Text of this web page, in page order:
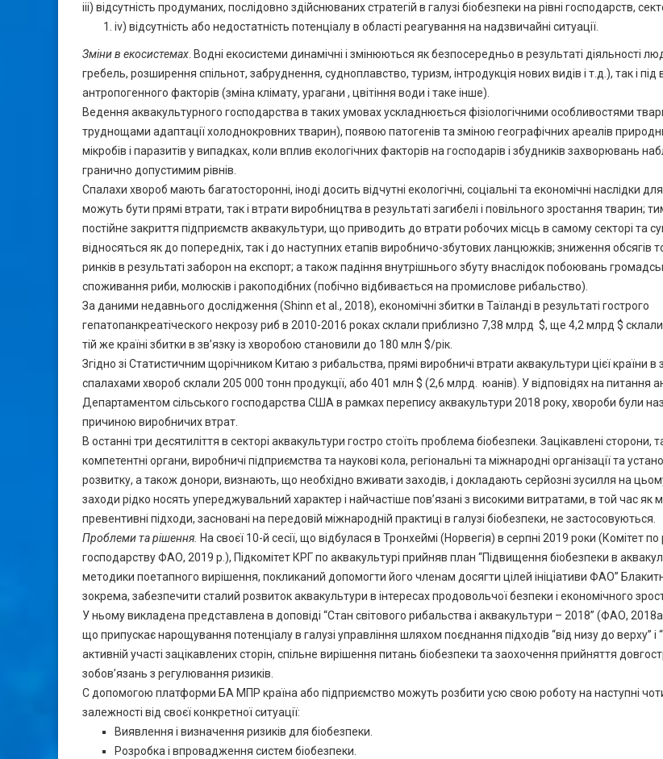
iii) відсутність продуманих, послідовно здійснюваних стратегій в галузі біобезпеки на рівні господарств,
iv) відсутність або недостатність потенціалу в області реагування на надзвичайні ситуації.
Зміни в екосистемах. Водні екосистеми динамічні і змінюються як безпосередньо в результаті діяльності
гребель, розширення спільнот, забруднення, судноплавство, туризм, інтродукція нових видів і т.д.), так і
антропогенного факторів (зміна клімату, урагани , цвітіння води і таке інше).
Ведення аквакультурного господарства в таких умовах ускладнюється фізіологічними особливостями
труднощами адаптації холоднокровних тварин), появою патогенів та зміною географічних ареалів
мікробів і паразитів у випадках, коли вплив екологічних факторів на господарів і збудників захворювань
гранично допустимим рівнів.
Спалахи хвороб мають багатосторонні, іноді досить відчутні екологічні, соціальні та економічні наслідки
можуть бути прямі втрати, так і втрати виробництва в результаті загибелі і повільного зростання тварин;
постійне закриття підприємств аквакультури, що приводить до втрати робочих місць в самому секторі та
відносяться як до попередніх, так і до наступних етапів виробничо-збутових ланцюжків; зниження обсягів
ринків в результаті заборон на експорт; а також падіння внутрішнього збуту внаслідок побоювань
споживання риби, молюсків і ракоподібних (побічно відбивається на промислове рибальство).
За даними недавнього дослідження (Shinn et al., 2018), економічні збитки в Таїланді в результаті гострого
гепатопанкреатіческого некрозу риб в 2010-2016 роках склали приблизно 7,38 млрд $, ще 4,2 млрд $
тій же країні збитки в зв’язку із хворобою становили до 180 млн $/рік.
Згідно зі Статистичним щорічником Китаю з рибальства, прямі виробничі втрати аквакультури цієї країни в
спалахами хвороб склали 205 000 тонн продукції, або 401 млн $ (2,6 млрд. юанів). У відповідях на питання
Департаментом сільського господарства США в рамках перепису аквакультури 2018 року, хвороби були
причиною виробничих втрат.
В останні три десятиліття в секторі аквакультури гостро стоїть проблема біобезпеки. Зацікавлені сторони,
компетентні органи, виробничі підприємства та наукові кола, регіональні та міжнародні організації та
розвитку, а також донори, визнають, що необхідно вживати заходів, і докладають серйозні зусилля на
заходи рідко носять упереджувальний характер і найчастіше пов’язані з високими витратами, в той час як
превентивні підходи, засновані на передовій міжнародній практиці в галузі біобезпеки, не застосовуються.
Проблеми та рішення. На своєї 10-й сесії, що відбулася в Тронхеймі (Норвегія) в серпні 2019 роки (Комітет
господарству ФАО, 2019 р.), Підкомітет КРГ по аквакультурі прийняв план “Підвищення біобезпеки в
методики поетапного вирішення, покликаний допомогти його членам досягти цілей ініціативи ФАО”
зокрема, забезпечити сталий розвиток аквакультури в інтересах продовольчої безпеки і економічного
У ньому викладена представлена ​​в доповіді “Стан світового рибальства і аквакультури – 2018” (ФАО,
що припускає нарощування потенціалу в галузі управління шляхом поєднання підходів “від низу до верху” і
активній участі зацікавлених сторін, спільне вирішення питань біобезпеки та заохочення прийняття
зобов’язань з регулювання ризиків.
С допомогою платформи БА МПР країна або підприємство можуть розбити усю свою роботу на наступні
залежності від своєї конкретної ситуації:
Виявлення і визначення ризиків для біобезпеки.
Розробка і впровадження систем біобезпеки.